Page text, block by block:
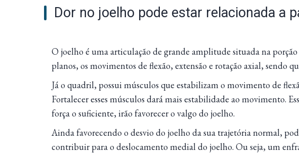
Dor no joelho pode estar relacionada a
O joelho é uma articulação de grande amplitude situada na
planos, os movimentos de flexão, extensão e rotação axial, sendo
Já o quadril, possui músculos que estabilizam o movimento de
Fortalecer esses músculos dará mais estabilidade ao movimento.
força o suficiente, irão favorecer o valgo do joelho.
Ainda favorecendo o desvio do joelho da sua trajetória normal,
contribuir para o deslocamento medial do joelho. Ou seja, um